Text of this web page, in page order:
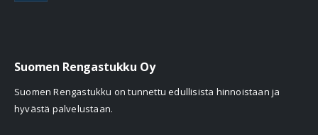
Suomen Rengastukku Oy
Suomen Rengastukku on tunnettu edullisista hinnoistaan ja
hyvästä palvelustaan.